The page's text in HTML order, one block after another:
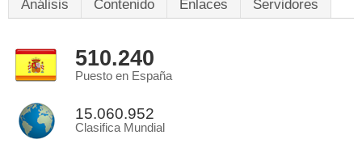
Análisis Contenido Enlaces Servidores
510.240
Puesto en España
15.060.952
Clasifica Mundial